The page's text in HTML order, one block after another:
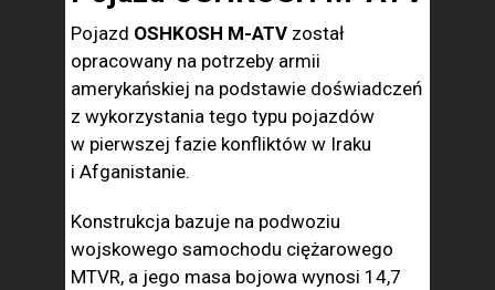
Pojazd OSHKOSH M-ATV został
opracowany na potrzeby armii
amerykańskiej na podstawie doświadczeń
z wykorzystania tego typu pojazdów
w pierwszej fazie konfliktów w Iraku
i Afganistanie.
Konstrukcja bazuje na podwoziu
wojskowego samochodu ciężarowego
MTVR, a jego masa bojowa wynosi 14,7